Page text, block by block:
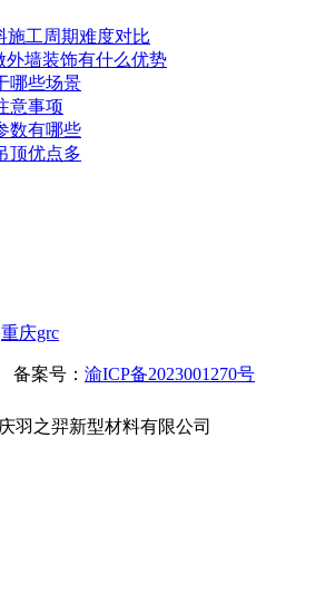
施工周期难度对比
外墙装饰有什么优势
哪些场景
意事项
数有哪些
顶优点多
重庆grc
备案号： 渝ICP备2023001270号
羽之羿新型材料有限公司